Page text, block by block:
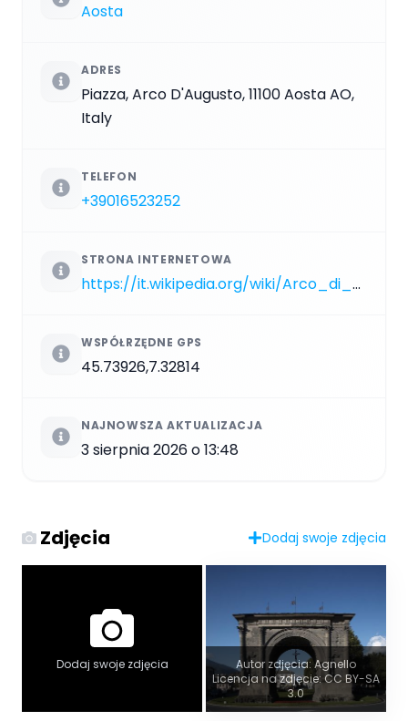
Aosta
ADRES
Piazza, Arco D'Augusto, 11100 Aosta AO,
Italy
TELEFON
+39016523252
STRONA INTERNETOWA
https://it.wikipedia.org/wiki/Arco_di_Augusto_(Aosta)
WSPÓŁRZĘDNE GPS
45.73926,7.32814
NAJNOWSZA AKTUALIZACJA
3 sierpnia 2026 o 13:48
Zdjęcia Dodaj swoje zdjęcia
Dodaj swoje zdjęcia
Autor zdjęcia: Agnello
Licencja na zdjęcie: CC BY-SA
3.0